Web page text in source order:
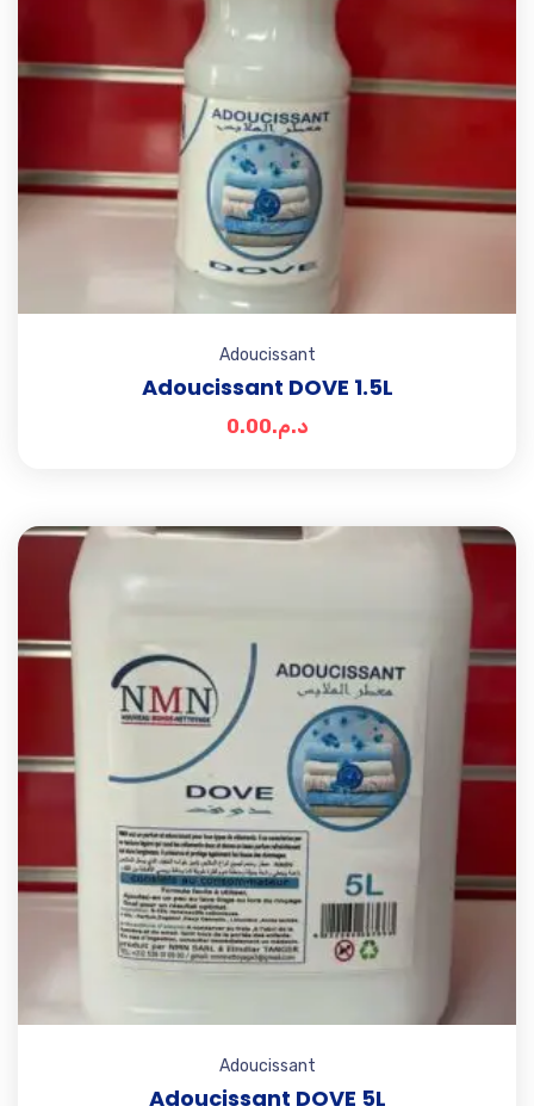
Adoucissant
Adoucissant DOVE 1.5L
د.م.0.00
Adoucissant
Adoucissant DOVE 5L